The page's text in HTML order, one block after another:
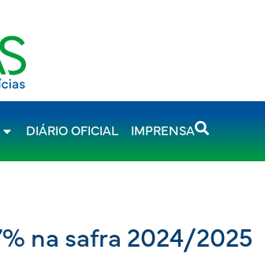
DIÁRIO OFICIAL IMPRENSA
na safra 2024/2025